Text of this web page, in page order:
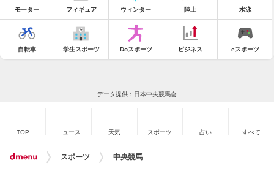
モーター フィギュア ウィンター 陸上 水泳
自転車 学生スポーツ Doスポーツ ビジネス eスポーツ
データ提供：日本中央競馬会
TOP ニュース 天気 スポーツ 占い すべて
スポーツ 中央競馬